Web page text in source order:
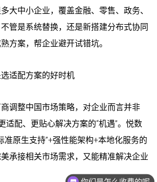
大中小企业，覆盖金融、零售、政务、
管是系统替换，还是新搭建分布式协同
方案，帮企业避开试错坑。
适配方案的好时机
调整中国市场策略，对企业而言并非
适配、更贴心解决方案的“机遇”。悦数
准原生支持”+强性能架构+本地化服务的
承接相关市场需求，又能精准解决企业
你们是怎么收费的呢